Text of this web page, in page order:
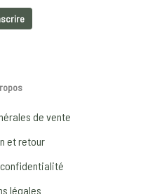
de vente
et retour
légales